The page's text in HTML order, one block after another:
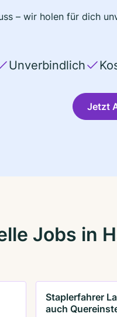
– wir holen für dich
Unverbindlich
Jetzt
Jobs in
Staplerfahrer
auch